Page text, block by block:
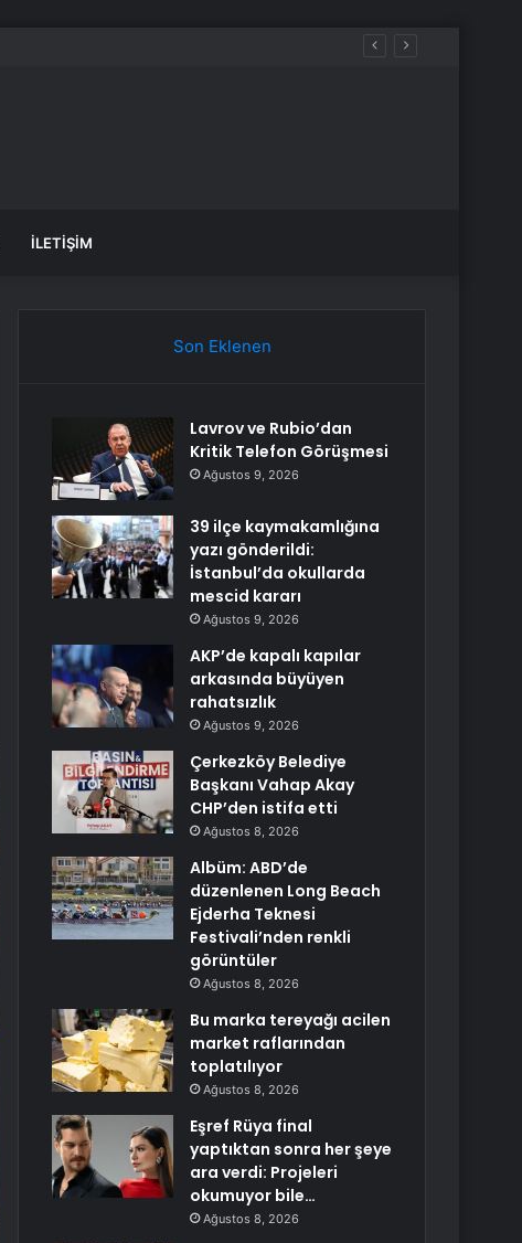
İLETIŞIM
Son Eklenen
Lavrov ve Rubio’dan
Kritik Telefon Görüşmesi
Ağustos 9, 2026
39 ilçe kaymakamlığına
yazı gönderildi:
İstanbul’da okullarda
mescid kararı
Ağustos 9, 2026
AKP’de kapalı kapılar
arkasında büyüyen
rahatsızlık
Ağustos 9, 2026
Çerkezköy Belediye
Başkanı Vahap Akay
CHP’den istifa etti
Ağustos 8, 2026
Albüm: ABD’de
düzenlenen Long Beach
Ejderha Teknesi
Festivali’nden renkli
görüntüler
Ağustos 8, 2026
Bu marka tereyağı acilen
market raflarından
toplatılıyor
Ağustos 8, 2026
Eşref Rüya final
yaptıktan sonra her şeye
ara verdi: Projeleri
okumuyor bile…
Ağustos 8, 2026